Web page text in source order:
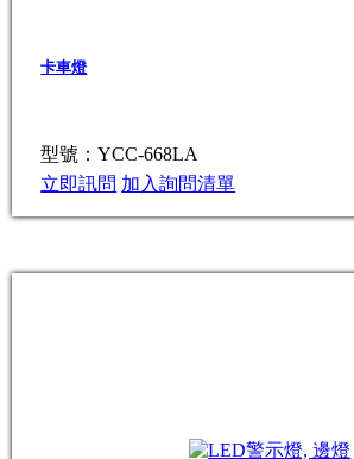
卡車燈
型號：YCC-668LA
立即訊問 加入詢問清單